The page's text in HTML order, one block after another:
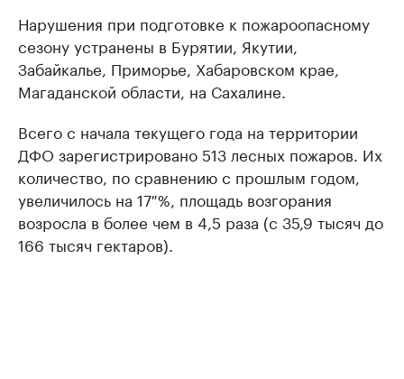
Нарушения при подготовке к пожароопасному
сезону устранены в Бурятии, Якутии,
Забайкалье, Приморье, Хабаровском крае,
Магаданской области, на Сахалине.
Всего с начала текущего года на территории
ДФО зарегистрировано 513 лесных пожаров. Их
количество, по сравнению с прошлым годом,
увеличилось на 17 %, площадь возгорания
возросла в более чем в 4,5 раза (с 35,9 тысяч до
166 тысяч гектаров).